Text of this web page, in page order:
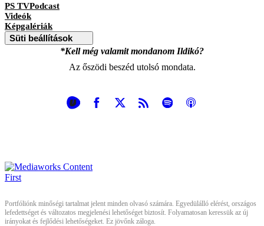
PS TVPodcast
Videók
Képgalériák
Süti beállítások
*Kell még valamit mondanom Ildikó?
Az őszödi beszéd utolsó mondata.
Portfóliónk minőségi tartalmat jelent minden olvasó számára. Egyedülálló elérést, országos
lefedettséget és változatos megjelenési lehetőséget biztosít. Folyamatosan keressük az új
irányokat és fejlődési lehetőségeket. Ez jövőnk záloga.